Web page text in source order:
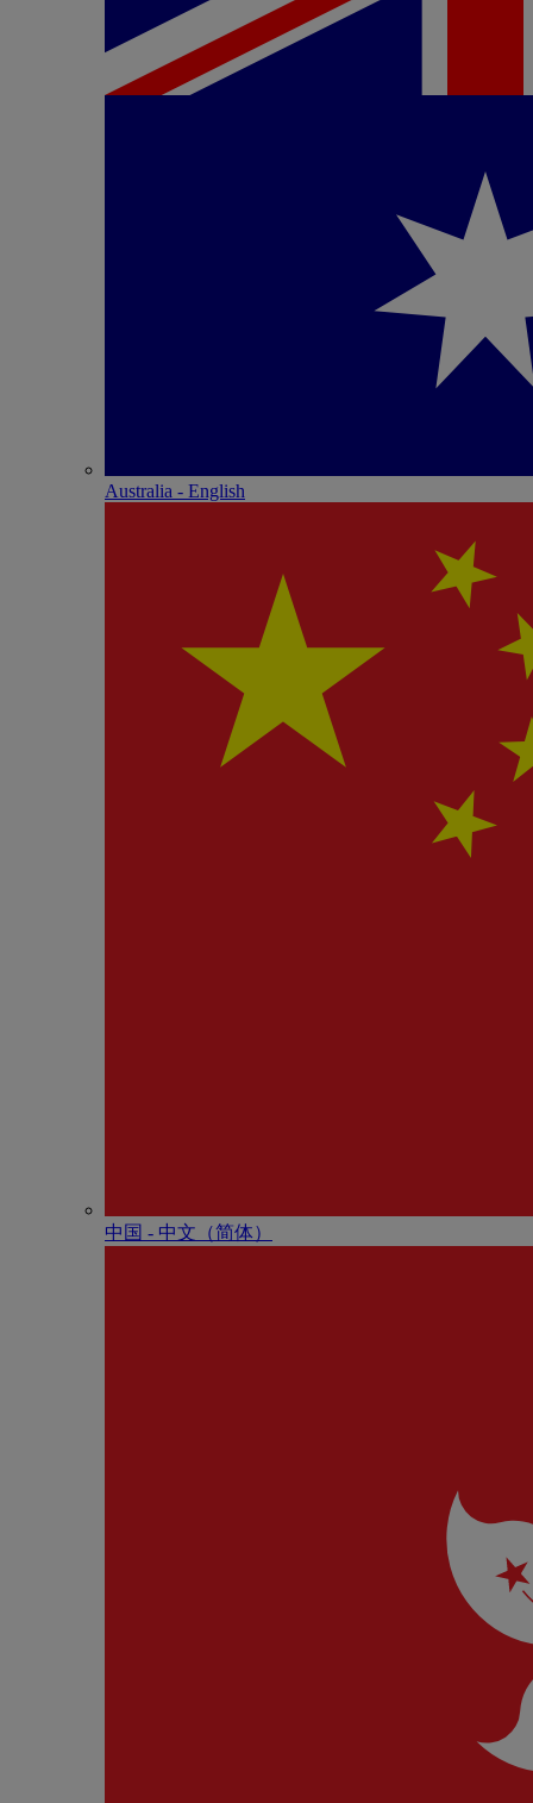
Australia - English
中国 - 中⽂（简体）